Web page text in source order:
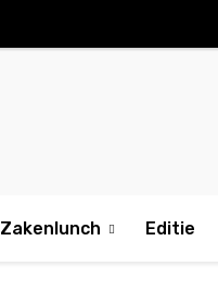
Zakenlunch Editie